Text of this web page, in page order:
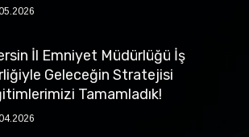
İl Emniyet Müdürlüğü İş
Geleceğin Stratejisi
Tamamladık!